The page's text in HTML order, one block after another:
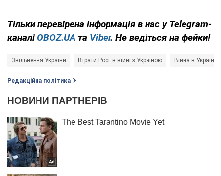
Тільки перевірена інформація в нас у Telegram-
каналі OBOZ.UA та Viber. Не ведіться на фейки!
Звільнення України Втрати Росії в війні з Україною Війна в Україні
Редакційна політика